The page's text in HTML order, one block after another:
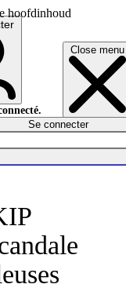
hoofdinhoud
Close menu
Se connecter